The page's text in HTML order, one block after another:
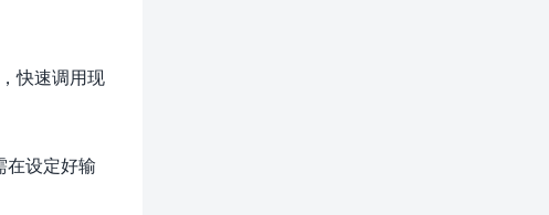
快速调用现
在设定好输